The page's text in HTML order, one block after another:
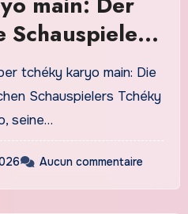
Schauspieler
im
tchéky karyo main: Die
Schauspielers Tchéky
seine…
Aucun commentaire